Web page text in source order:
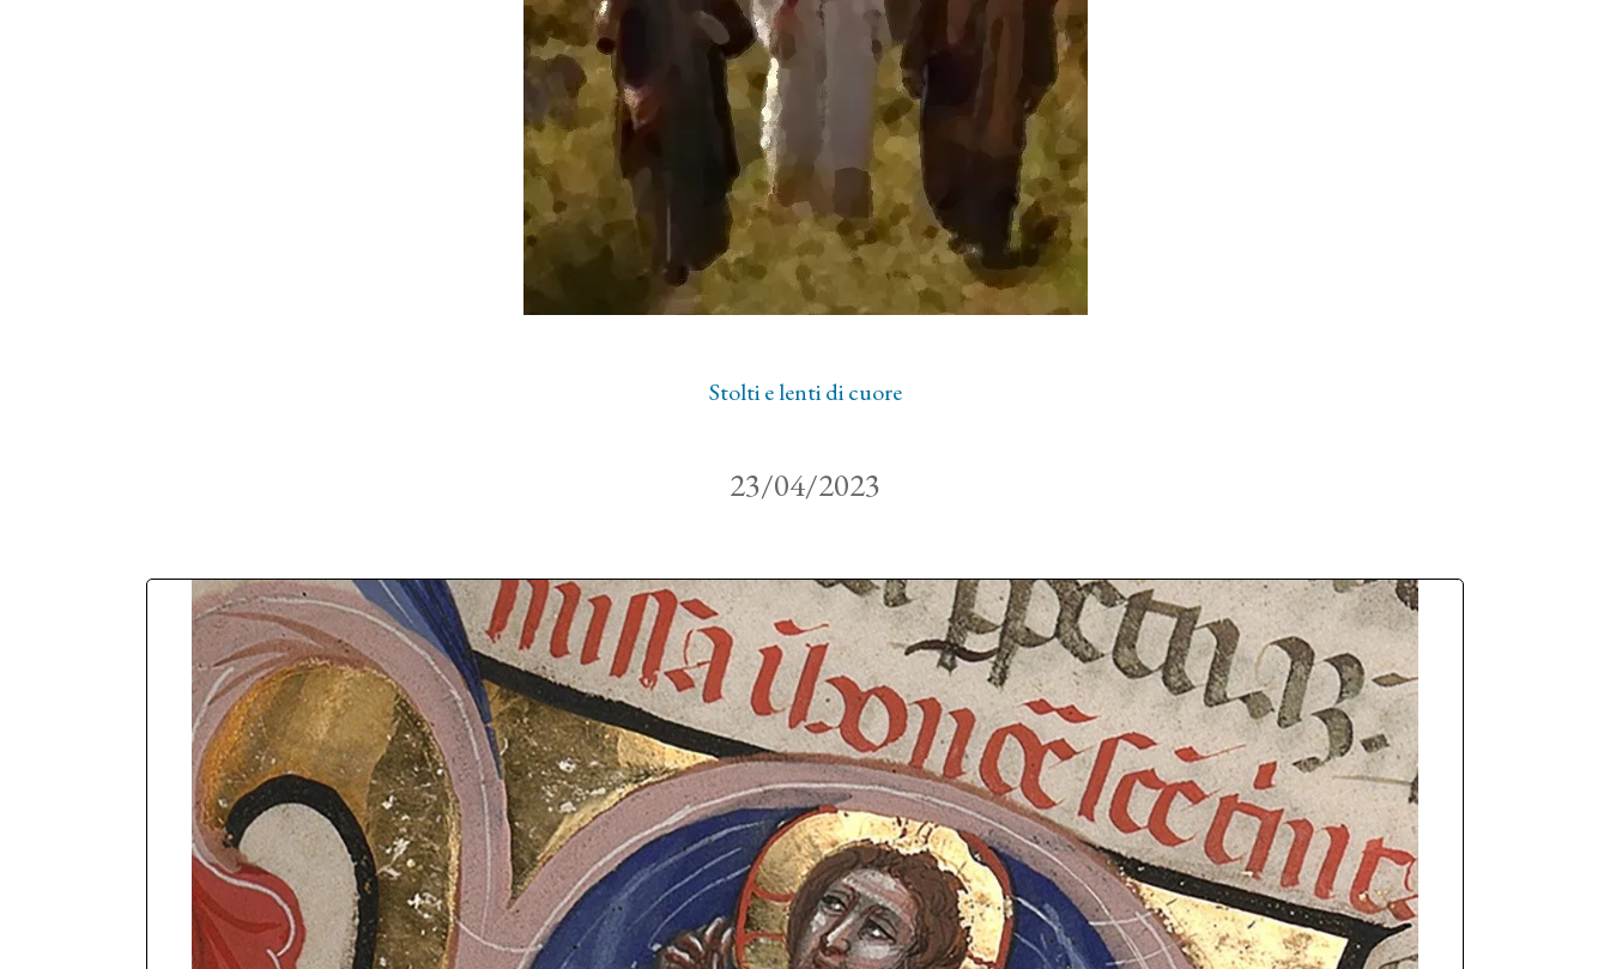
Novena al Volto Santo
Via Crucis
Richieste di preghiera
Testimonianze
Stolti e lenti di cuore
23/04/2023